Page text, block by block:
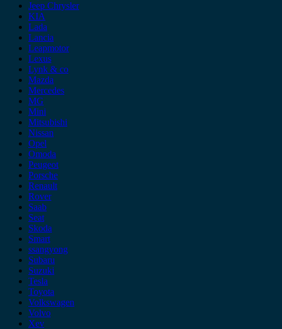
Jeep Chrysler
KIA
Lada
Lancia
Leapmotor
Lexus
Lynk & co
Mazda
Mercedes
MG
Mini
Mitsubishi
Nissan
Opel
Omoda
Peugeot
Porsche
Renault
Rover
Saab
Seat
Skoda
Smart
ssangyong
Subaru
Suzuki
Tesla
Toyota
Volkswagen
Volvo
Xev